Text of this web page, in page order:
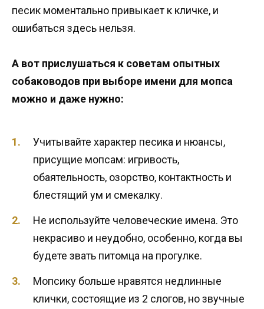
песик моментально привыкает к кличке, и
ошибаться здесь нельзя.
А вот прислушаться к советам опытных
собаководов при выборе имени для мопса
можно и даже нужно:
Учитывайте характер песика и нюансы,
присущие мопсам: игривость,
обаятельность, озорство, контактность и
блестящий ум и смекалку.
Не используйте человеческие имена. Это
некрасиво и неудобно, особенно, когда вы
будете звать питомца на прогулке.
Мопсику больше нравятся недлинные
клички, состоящие из 2 слогов, но звучные